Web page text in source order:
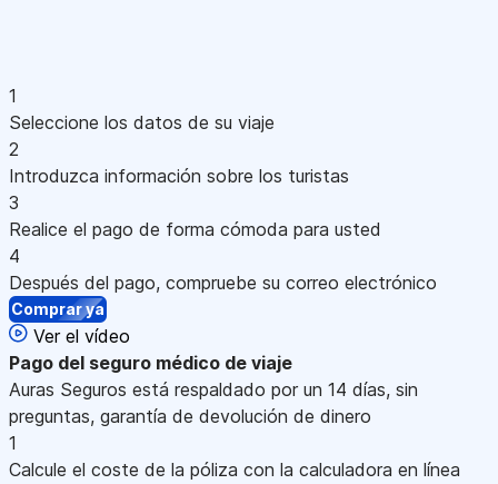
1
Seleccione los datos de su viaje
2
Introduzca información sobre los turistas
3
Realice el pago de forma cómoda para usted
4
Después del pago, compruebe su correo electrónico
Comprar ya
Ver el vídeo
Pago del seguro médico de viaje
Auras Seguros está respaldado por un 14 días, sin
preguntas, garantía de devolución de dinero
1
Calcule el coste de la póliza con la calculadora en línea